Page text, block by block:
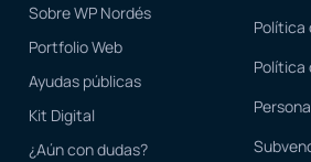
Sobre WP Nordés
Portfolio Web
Ayudas públicas
Kit Digital
¿Aún con dudas?
Política
Política